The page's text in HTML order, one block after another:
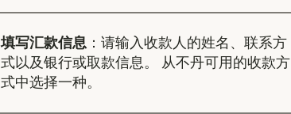
填写汇款信息 ：请输入收款人的姓名、联系方
式以及银行或取款信息。 从不丹可用的收款方
式中选择一种。